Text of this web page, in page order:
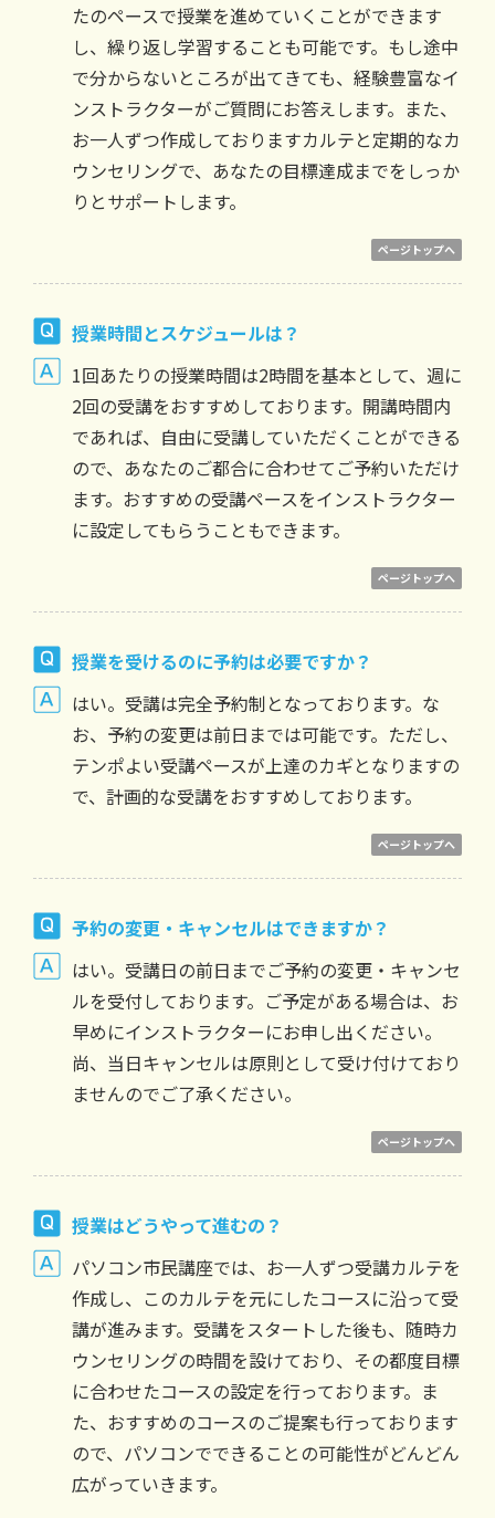
たのペースで授業を進めていくことができます
し、繰り返し学習することも可能です。もし途中
で分からないところが出てきても、経験豊富なイ
ンストラクターがご質問にお答えします。また、
お一人ずつ作成しておりますカルテと定期的なカ
ウンセリングで、あなたの目標達成までをしっか
りとサポートします。
ページトップへ
授業時間とスケジュールは？
1回あたりの授業時間は2時間を基本として、週に
2回の受講をおすすめしております。開講時間内
であれば、自由に受講していただくことができる
ので、あなたのご都合に合わせてご予約いただけ
ます。おすすめの受講ペースをインストラクター
に設定してもらうこともできます。
ページトップへ
授業を受けるのに予約は必要ですか？
はい。受講は完全予約制となっております。な
お、予約の変更は前日までは可能です。ただし、
テンポよい受講ペースが上達のカギとなりますの
で、計画的な受講をおすすめしております。
ページトップへ
予約の変更・キャンセルはできますか？
はい。受講日の前日までご予約の変更・キャンセ
ルを受付しております。ご予定がある場合は、お
早めにインストラクターにお申し出ください。
尚、当日キャンセルは原則として受け付けており
ませんのでご了承ください。
ページトップへ
授業はどうやって進むの？
パソコン市民講座では、お一人ずつ受講カルテを
作成し、このカルテを元にしたコースに沿って受
講が進みます。受講をスタートした後も、随時カ
ウンセリングの時間を設けており、その都度目標
に合わせたコースの設定を行っております。ま
た、おすすめのコースのご提案も行っております
ので、パソコンでできることの可能性がどんどん
広がっていきます。